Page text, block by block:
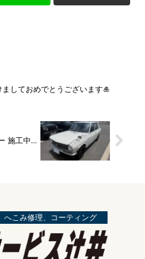
ましておめでとうございます🎍
施工中…
へこみ修理、コーティング